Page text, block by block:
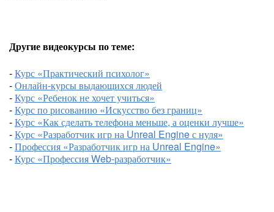
Другие видеокурсы по теме:
-Курс «Практический психолог»
-Онлайн-курсы выдающихся людей
-Курс «Ребенок не хочет учиться»
-Курс по рисованию «Искусство без границ»
-Курс «Как сделать телефона меньше, а оценки лучше»
-Курс «Разработчик игр на Unreal Engine с нуля»
-Профессия «Разработчик игр на Unreal Engine»
-Курс «Профессия Web-разработчик»